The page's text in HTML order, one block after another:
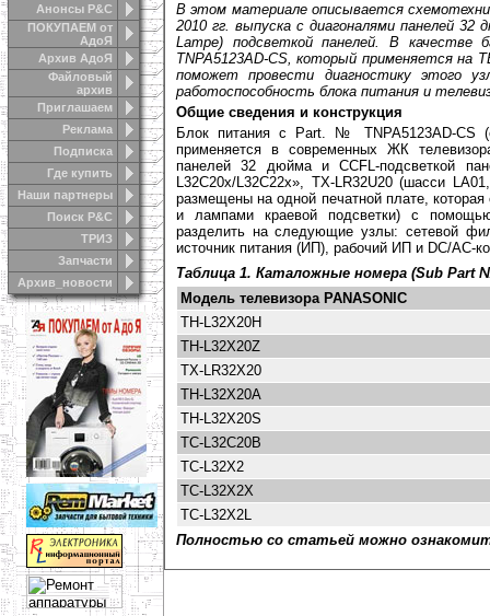
Анонсы Р&C
ПОКУПАЕМ от
АдоЯ
Архив АдоЯ
Файловый
архив
Приглашаем
Реклама
Подписка
Где купить
Наши партнеры
Поиск Р&С
ТРИЗ
Запчасти
Архив_новости
В этом материале описывается
2010 гг. выпуска с диагоналями панелей
Lampe) подсветкой панелей. В
TNPA5123AD-CS, который применяется на
поможет провести диагностику этого
работоспособность блока питания и
Общие сведения и конструкция
Блок питания с Part. № TNPA5123AD-
применяется в современных ЖК
панелей 32 дюйма и CCFL-подсветкой
L32C20х/L32C22х», TX-LR32U20 (шасси
размещены на одной печатной плате,
и лампами краевой подсветки) с
разделить на следующие узлы: сетевой
источник питания (ИП), рабочий ИП и DC/AC-
Таблица 1. Каталожные номера (Sub Part
Модель телевизора PANASONIC
TH-L32X20H
TH-L32X20Z
TX-LR32X20
TH-L32X20A
TH-L32X20S
TC-L32C20B
TC-L32X2
TC-L32X2X
TC-L32X2L
Полностью со статьей можно